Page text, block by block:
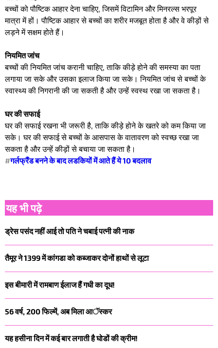
बच्चों को पौष्टिक आहार देना चाहिए, जिसमें विटामिन और मिनरल्स भरपूर
मात्रा में हों। पौष्टिक आहार से बच्चों का शरीर मजबूत होता है और वे कीड़ों से
लड़ने में सक्षम होते हैं।
नियमित जांच
बच्चों की नियमित जांच करानी चाहिए, ताकि कीड़े होने की समस्या का पता
लगाया जा सके और उसका इलाज किया जा सके। नियमित जांच से बच्चों के
स्वास्थ्य की निगरानी की जा सकती है और उन्हें स्वस्थ रखा जा सकता है।
घर की सफाई
घर की सफाई रखना भी जरूरी है, ताकि कीड़े होने के खतरे को कम किया जा
सके। घर की सफाई से बच्चों के आसपास के वातावरण को स्वच्छ रखा जा
सकता है और उन्हें कीड़ों से बचाया जा सकता है।
#गर्लफ्रैंड बनने के बाद लडकियों में आते हैं ये 10 बदलाव
यह भी पढ़े
ड्रेस पसंद नहीं आई तो पति ने चबाई पत्नी की नाक
तैमूर ने 1399 में कांगडा को कब्जाकर दोनों हाथों से लूटा
इस बीमारी में रामबाण ईलाज हैं गधी का दूध!
56 वर्ष, 200 फिल्में, अब मिला आॅस्कर
यह हसीना दिन में कई बार लगाती है घोडों की क्रीम!